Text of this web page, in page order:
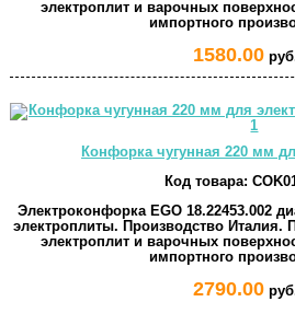
электроплит и варочных
импортного
1580.00
Конфорка чугунная 220 мм
Код товара:
Электроконфорка EGO 18.22453.002
электроплиты. Производство Италия.
электроплит и варочных
импортного
2790.00